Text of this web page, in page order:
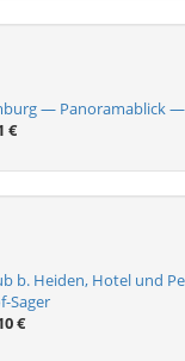
— Panoramablick —
€
b. Heiden, Hotel und
Sager
€